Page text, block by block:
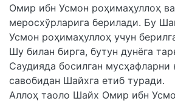
Омир ибн Усмон роҳимаҳуллоҳ
меросхўрларига берилади. Бу
Усмон роҳимаҳуллоҳ учун
Шу билан бирга, бутун дунёга
Саудияда босилган мусҳафларни
савобидан Шайхга етиб туради.
Аллоҳ таоло Шайх Омир ибн